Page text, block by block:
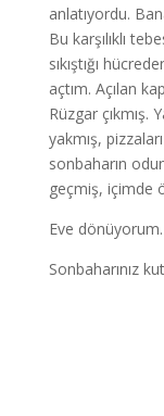
anlatıyordu.
Bu karşılıklı
sıkıştığı
açtım. Açılan
Rüzgar çıkmış.
yakmış,
sonbaharın
geçmiş, içimde
Eve dönüyorum.
Sonbaharınız